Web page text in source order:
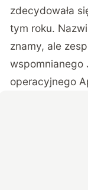
zdecydowała
tym roku.
znamy, ale
wspomnianego
operacyjnego